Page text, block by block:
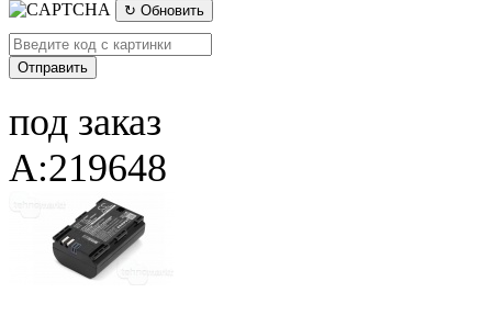
↻ Обновить
под заказ
A:219648